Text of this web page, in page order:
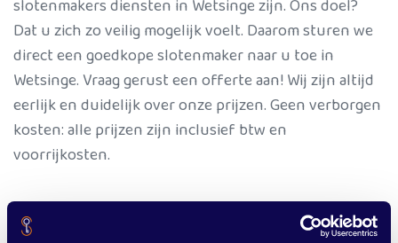
slotenmakers diensten in Wetsinge zijn. Ons doel?
Dat u zich zo veilig mogelijk voelt. Daarom sturen we
direct een goedkope slotenmaker naar u toe in
Wetsinge. Vraag gerust een offerte aan! Wij zijn altijd
eerlijk en duidelijk over onze prijzen. Geen verborgen
kosten: alle prijzen zijn inclusief btw en
voorrijkosten.
Overal in de gemeente Het Hogeland